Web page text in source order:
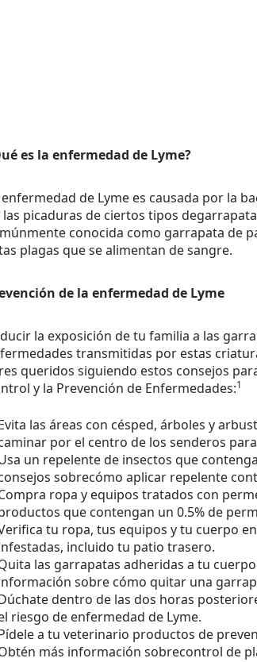
es la enfermedad de Lyme?
enfermedad de Lyme es causada por la
las picaduras de ciertos tipos
conocida como garrapata de
plagas que se alimentan de sangre.
de la enfermedad de Lyme
la exposición de tu familia a las
transmitidas por estas
queridos siguiendo estos consejos
y la Prevención de Enfermedades:1
las áreas con césped, árboles y
por el centro de los senderos
un repelente de insectos que
sobrecómo aplicar repelente
ropa y equipos tratados con
que contengan un 0.5% de
tu ropa, tus equipos y tu cuerpo
incluido tu patio trasero.
las garrapatas adheridas a tu
sobre cómo quitar una
dentro de las dos horas
riesgo de enfermedad de Lyme.
a tu veterinario productos de
más información sobrecontrol de